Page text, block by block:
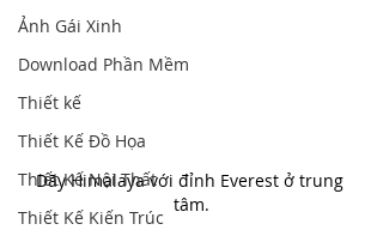
Ảnh Gái Xinh
Download Phần Mềm
Thiết kế
Thiết Kế Đồ Họa
Thiết Kế Nội Thất
Thiết Kế Kiến Trúc
Dãy Himalaya với đỉnh Everest ở trung
tâm.